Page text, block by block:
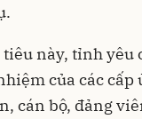
này, tỉnh yêu
của các cấp
cán bộ, đảng